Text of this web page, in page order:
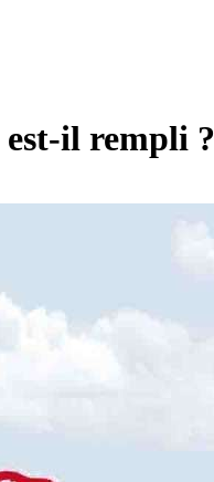
est-il rempli ?